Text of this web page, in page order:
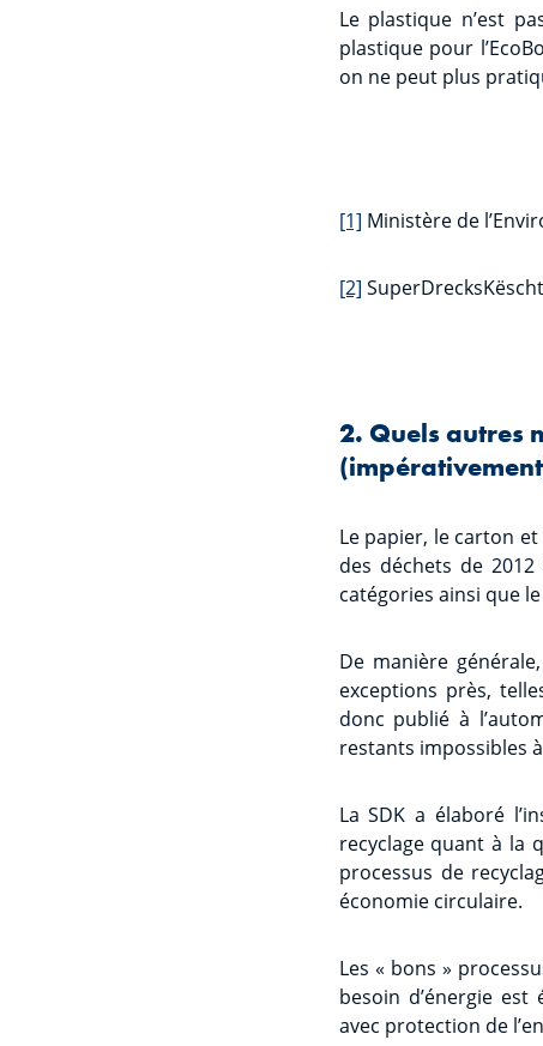
Le plastique n’est
plastique pour
on ne peut plus
[1] Ministère de
[2] SuperDrecksKëscht
2. Quels autres
Le papier, le carton
des déchets de
catégories ainsi que
De manière
exceptions près,
donc publié à
restants impossibles
La SDK a élaboré
recyclage quant à la
processus de
économie circulaire.
Les « bons »
besoin d’énergie
avec protection de